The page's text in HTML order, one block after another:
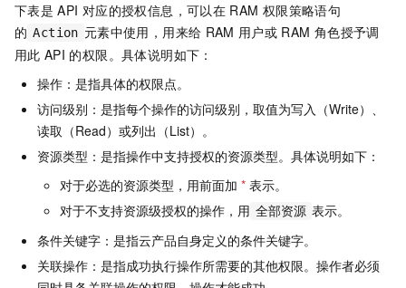
下表是 API 对应的授权信息，可以在 RAM 权限策略语句
的 Action 元素中使用，用来给 RAM 用户或 RAM 角色授予调
用此 API 的权限。具体说明如下：
操作：是指具体的权限点。
访问级别：是指每个操作的访问级别，取值为写入（Write）、
读取（Read）或列出（List）。
资源类型：是指操作中支持授权的资源类型。具体说明如下：
对于必选的资源类型，用前面加 * 表示。
对于不支持资源级授权的操作，用 全部资源 表示。
条件关键字：是指云产品自身定义的条件关键字。
关联操作：是指成功执行操作所需要的其他权限。操作者必须